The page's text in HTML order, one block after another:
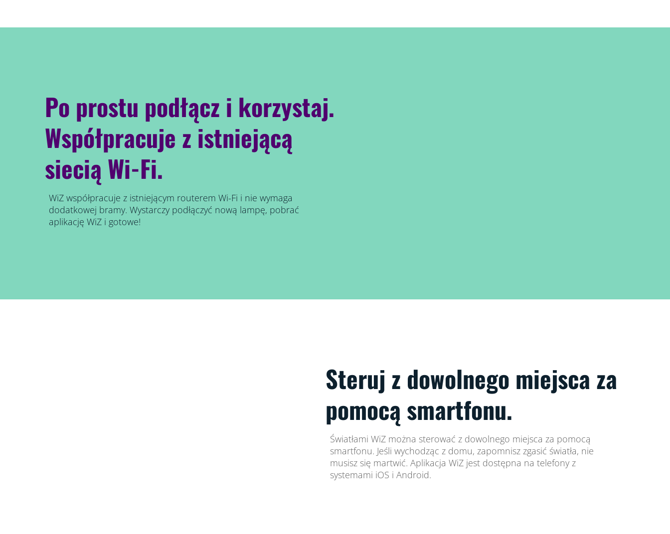
Po prostu podłącz i korzystaj.
Współpracuje z istniejącą
siecią Wi-Fi.
WiZ współpracuje z istniejącym routerem Wi-Fi i nie wymaga
dodatkowej bramy. Wystarczy podłączyć nową lampę, pobrać
aplikację WiZ i gotowe!
Steruj z dowolnego miejsca za
pomocą smartfonu.
Światłami WiZ można sterować z dowolnego miejsca za pomocą
smartfonu. Jeśli wychodząc z domu, zapomnisz zgasić światła, nie
musisz się martwić. Aplikacja WiZ jest dostępna na telefony z
systemami iOS i Android.